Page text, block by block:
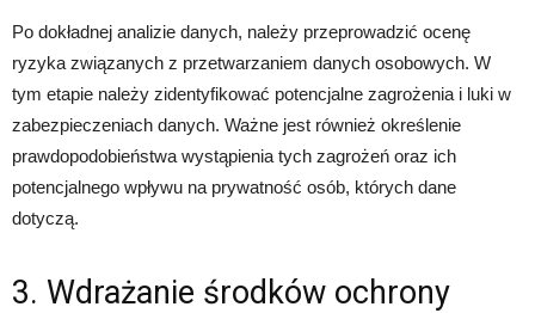
Po dokładnej analizie danych, należy przeprowadzić ocenę
ryzyka związanych z przetwarzaniem danych osobowych. W
tym etapie należy zidentyfikować potencjalne zagrożenia i luki w
zabezpieczeniach danych. Ważne jest również określenie
prawdopodobieństwa wystąpienia tych zagrożeń oraz ich
potencjalnego wpływu na prywatność osób, których dane
dotyczą.
3. Wdrażanie środków ochrony